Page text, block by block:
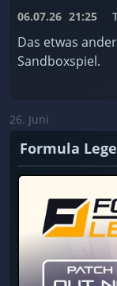
06.07.26 21:25
Das etwas
Sandboxspiel.
26. Juni
Formula